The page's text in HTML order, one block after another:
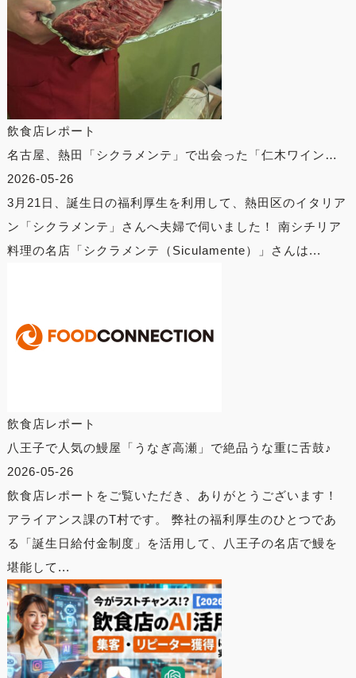
飲食店レポート
名古屋、熱田「シクラメンテ」で出会った「仁木ワイン…
2026-05-26
3月21日、誕生日の福利厚生を利用して、熱田区のイタリア
ン「シクラメンテ」さんへ夫婦で伺いました！ 南シチリア
料理の名店「シクラメンテ（Siculamente）」さんは...
飲食店レポート
八王子で人気の鰻屋「うなぎ高瀬」で絶品うな重に舌鼓♪
2026-05-26
飲食店レポートをご覧いただき、ありがとうございます！
アライアンス課のT村です。 弊社の福利厚生のひとつであ
る「誕生日給付金制度」を活用して、八王子の名店で鰻を
堪能して...